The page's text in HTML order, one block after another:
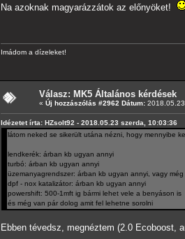
Na azoknak magyarázzátok az előnyöket!
Imádom a dízeleket!
Válasz: MK5 Általános kérdések
« Új hozzászólás #2962 Dátum:
Idézetet írta: HZsolt92 - 2018.05.23 szerda, 10:03:36
látom neked se sikerült utána nézni, hogy mennyibe
lendkerék: árban kb ugyan annyi
turbó: árban kb ugyan annyi
üzemanyagrendszer: árban kb ugyan annyi, vagy
dpf - nox katalizátor: árban kb ugyan annyi
powershift: 500-1mft ig bármi lehet vele a benyáson is
és még van pár dolog amit fel lehetne sorolni
Ebben tévedsz, megnéztem (2.0 Ecoboost,